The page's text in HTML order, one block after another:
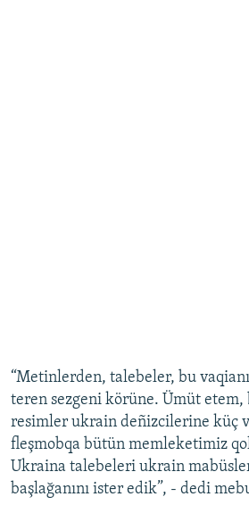
“Metinlerden, talebeler, bu
teren sezgeni körüne. Ümüt etem,
resimler ukrain deñizcilerine küç
fleşmobqa bütün memleketimiz
Ukraina talebeleri ukrain
başlağanını ister edik”, - dedi